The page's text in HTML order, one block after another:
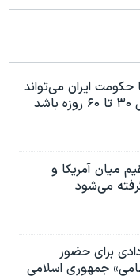
حکومت ایران می‌تواند
میان آمریکا و
می‌شود
برای حضور
جمهوری اسلامی